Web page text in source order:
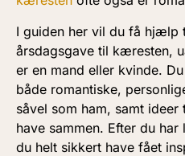
I guiden her vil du få hjælp
årsdagsgave til kæresten,
er en mand eller kvinde.
både romantiske,
såvel som ham, samt ideer
have sammen. Efter du
du helt sikkert have fået